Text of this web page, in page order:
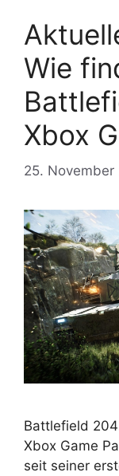
Wie
Xbox
25. November
Battlefield
Xbox Game
seit seiner